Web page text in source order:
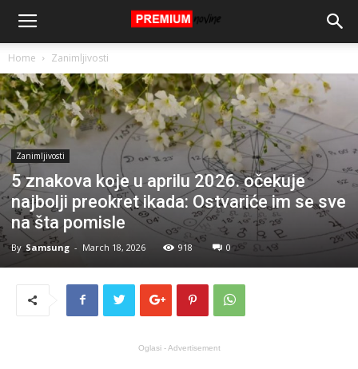
Home Zanimljivosti
Zanimljivosti
5 znakova koje u aprilu 2026. očekuje
najbolji preokret ikada: Ostvariće im se sve
na šta pomisle
By Samsung - March 18, 2026 918 0
Oglasi - Advertisement